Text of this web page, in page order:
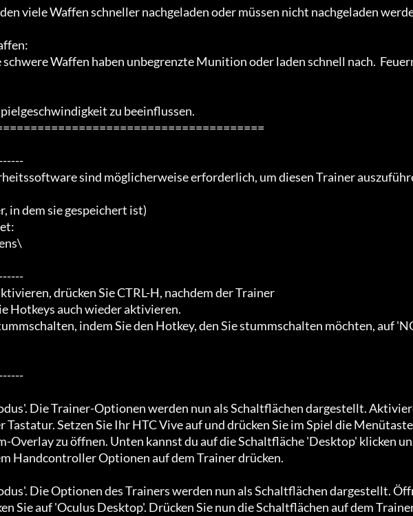
viele Waffen schneller nachgeladen oder müssen nicht nachgeladen
Waffen haben unbegrenzte Munition oder laden schnell nach.
zu beeinflussen.
sind möglicherweise erforderlich, um diesen Trainer
in dem sie gespeichert ist)
drücken Sie CTRL-H, nachdem der Trainer
Hotkeys auch wieder aktivieren.
indem Sie den Hotkey, den Sie stummschalten möchten, auf
Die Trainer-Optionen werden nun als Schaltflächen dargestellt.
Setzen Sie Ihr HTC Vive auf und drücken Sie im Spiel die Menütaste
Overlay zu öffnen. Unten kannst du auf die Schaltfläche 'Desktop' klicken un
Handcontroller Optionen auf dem Trainer drücken.
Die Optionen des Trainers werden nun als Schaltflächen dargestellt.
Sie auf 'Oculus Desktop'. Drücken Sie nun die Schaltflächen auf dem